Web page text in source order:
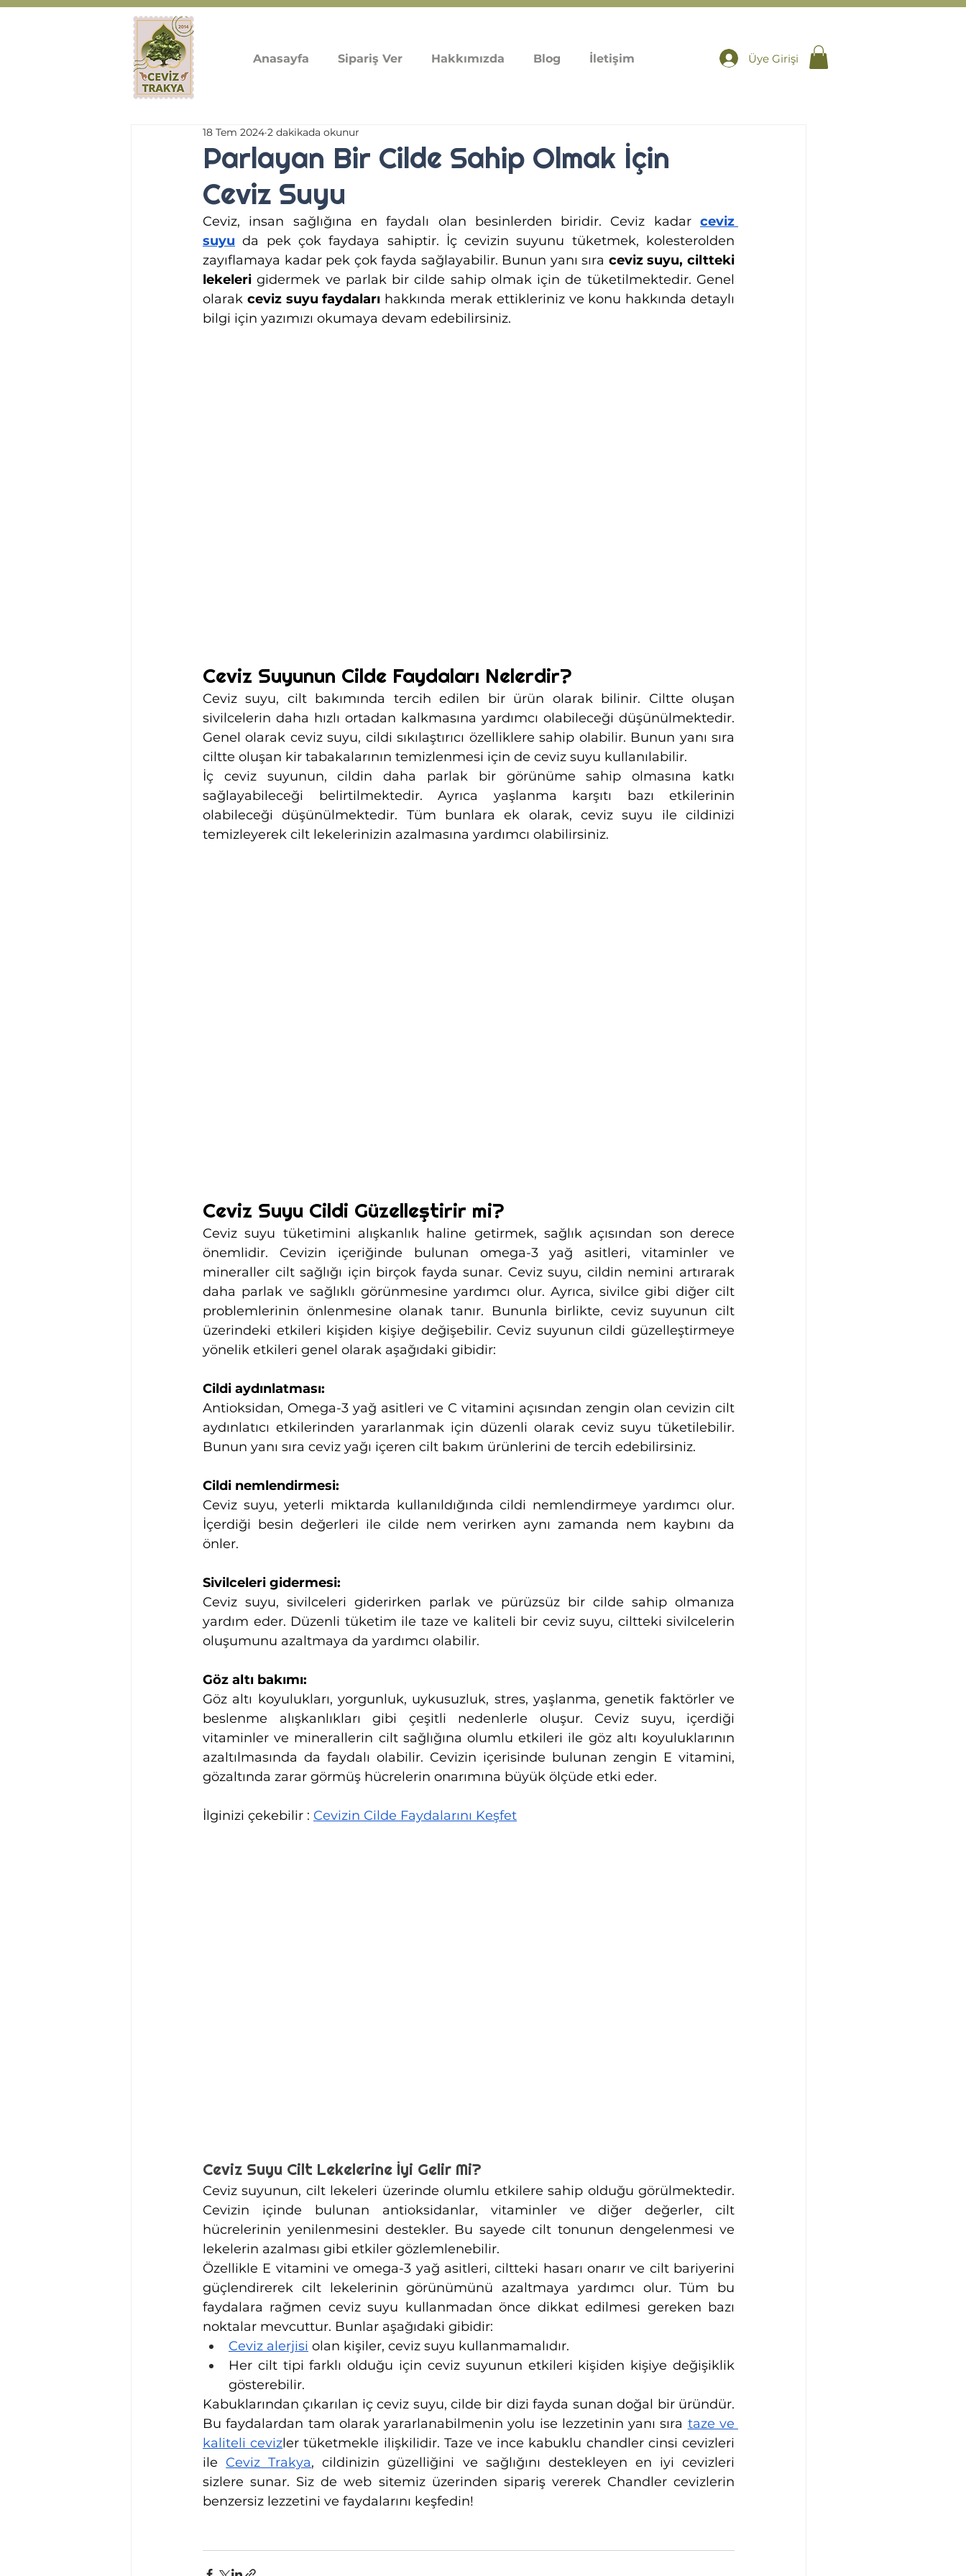
Anasayfa Sipariş Ver Hakkımızda Blog İletişim Üye Girişi
Parlayan Bir Cilde Sahip Olmak İçin
Ceviz Suyu
18 Tem 2024 2 dakikada okunur
Ceviz, insan sağlığına en faydalı olan besinlerden biridir. Ceviz kadar ceviz
suyu da pek çok faydaya sahiptir. İç cevizin suyunu tüketmek, kolesterolden
zayıflamaya kadar pek çok fayda sağlayabilir. Bunun yanı sıra ceviz suyu, ciltteki
lekeleri gidermek ve parlak bir cilde sahip olmak için de tüketilmektedir. Genel
olarak ceviz suyu faydaları hakkında merak ettikleriniz ve konu hakkında detaylı
bilgi için yazımızı okumaya devam edebilirsiniz.
Ceviz Suyunun Cilde Faydaları Nelerdir?
Ceviz suyu, cilt bakımında tercih edilen bir ürün olarak bilinir. Ciltte oluşan
sivilcelerin daha hızlı ortadan kalkmasına yardımcı olabileceği düşünülmektedir.
Genel olarak ceviz suyu, cildi sıkılaştırıcı özelliklere sahip olabilir. Bunun yanı sıra
ciltte oluşan kir tabakalarının temizlenmesi için de ceviz suyu kullanılabilir.
İç ceviz suyunun, cildin daha parlak bir görünüme sahip olmasına katkı
sağlayabileceği belirtilmektedir. Ayrıca yaşlanma karşıtı bazı etkilerinin
olabileceği düşünülmektedir. Tüm bunlara ek olarak, ceviz suyu ile cildinizi
temizleyerek cilt lekelerinizin azalmasına yardımcı olabilirsiniz.
Ceviz Suyu Cildi Güzelleştirir mi?
Ceviz suyu tüketimini alışkanlık haline getirmek, sağlık açısından son derece
önemlidir. Cevizin içeriğinde bulunan omega-3 yağ asitleri, vitaminler ve
mineraller cilt sağlığı için birçok fayda sunar. Ceviz suyu, cildin nemini artırarak
daha parlak ve sağlıklı görünmesine yardımcı olur. Ayrıca, sivilce gibi diğer cilt
problemlerinin önlenmesine olanak tanır. Bununla birlikte, ceviz suyunun cilt
üzerindeki etkileri kişiden kişiye değişebilir. Ceviz suyunun cildi güzelleştirmeye
yönelik etkileri genel olarak aşağıdaki gibidir:
Cildi aydınlatması:
Antioksidan, Omega-3 yağ asitleri ve C vitamini açısından zengin olan cevizin cilt
aydınlatıcı etkilerinden yararlanmak için düzenli olarak ceviz suyu tüketilebilir.
Bunun yanı sıra ceviz yağı içeren cilt bakım ürünlerini de tercih edebilirsiniz.
Cildi nemlendirmesi:
Ceviz suyu, yeterli miktarda kullanıldığında cildi nemlendirmeye yardımcı olur.
İçerdiği besin değerleri ile cilde nem verirken aynı zamanda nem kaybını da
önler.
Sivilceleri gidermesi:
Ceviz suyu, sivilceleri giderirken parlak ve pürüzsüz bir cilde sahip olmanıza
yardım eder. Düzenli tüketim ile taze ve kaliteli bir ceviz suyu, ciltteki sivilcelerin
oluşumunu azaltmaya da yardımcı olabilir.
Göz altı bakımı:
Göz altı koyulukları, yorgunluk, uykusuzluk, stres, yaşlanma, genetik faktörler ve
beslenme alışkanlıkları gibi çeşitli nedenlerle oluşur. Ceviz suyu, içerdiği
vitaminler ve minerallerin cilt sağlığına olumlu etkileri ile göz altı koyuluklarının
azaltılmasında da faydalı olabilir. Cevizin içerisinde bulunan zengin E vitamini,
gözaltında zarar görmüş hücrelerin onarımına büyük ölçüde etki eder.
İlginizi çekebilir : Cevizin Cilde Faydalarını Keşfet
Ceviz Suyu Cilt Lekelerine İyi Gelir Mi?
Ceviz suyunun, cilt lekeleri üzerinde olumlu etkilere sahip olduğu görülmektedir.
Cevizin içinde bulunan antioksidanlar, vitaminler ve diğer değerler, cilt
hücrelerinin yenilenmesini destekler. Bu sayede cilt tonunun dengelenmesi ve
lekelerin azalması gibi etkiler gözlemlenebilir.
Özellikle E vitamini ve omega-3 yağ asitleri, ciltteki hasarı onarır ve cilt bariyerini
güçlendirerek cilt lekelerinin görünümünü azaltmaya yardımcı olur. Tüm bu
faydalara rağmen ceviz suyu kullanmadan önce dikkat edilmesi gereken bazı
noktalar mevcuttur. Bunlar aşağıdaki gibidir:
Ceviz alerjisi olan kişiler, ceviz suyu kullanmamalıdır.
Her cilt tipi farklı olduğu için ceviz suyunun etkileri kişiden kişiye değişiklik
gösterebilir.
Kabuklarından çıkarılan iç ceviz suyu, cilde bir dizi fayda sunan doğal bir üründür.
Bu faydalardan tam olarak yararlanabilmenin yolu ise lezzetinin yanı sıra taze ve
kaliteli cevizler tüketmekle ilişkilidir. Taze ve ince kabuklu chandler cinsi cevizleri
ile Ceviz Trakya, cildinizin güzelliğini ve sağlığını destekleyen en iyi cevizleri
sizlere sunar. Siz de web sitemiz üzerinden sipariş vererek Chandler cevizlerin
benzersiz lezzetini ve faydalarını keşfedin!